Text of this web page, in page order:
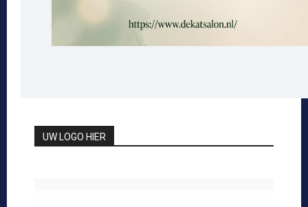
UW LOGO HIER